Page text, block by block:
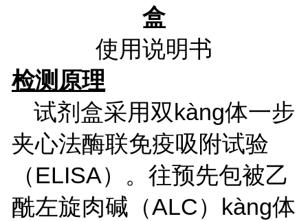
盒
使用说明书
检测原理
试剂盒采用双kàng体一步
夹心法酶联免疫吸附试验
（ELISA）。往预先包被乙
酰左旋肉碱（ALC）kàng体